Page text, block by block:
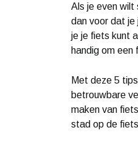
Als je even wilt
dan voor dat je
je je fiets kunt
handig om
Met deze 5
betrouwbare
maken van
stad op de